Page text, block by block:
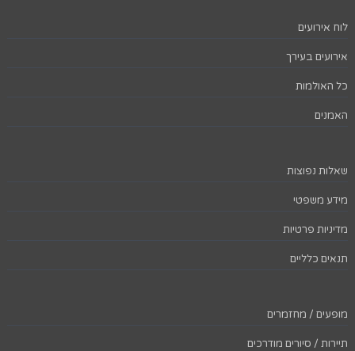
לוח אירועים
אירועים בעירך
כל האולמות
האמנים
שאלות נפוצות
מידע משפטי
מדיניות פרטיות
תנאים כלליים
מופעים / מחזמרים
תיירות / סיורים מודרכים